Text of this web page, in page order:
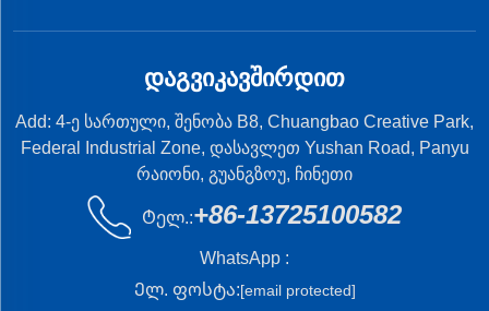
ᲓᲐᲒᲕᲘᲙᲐᲕᲨᲘᲠᲓᲘᲗ
Add: 4-ე სართული, შენობა B8, Chuangbao Creative Park,
Federal Industrial Zone, დასავლეთ Yushan Road, Panyu
რაიონი, გუანგზოუ, ჩინეთი
Ტელ.:+86-13725100582
WhatsApp :
Ელ. ფოსტა:[email protected]